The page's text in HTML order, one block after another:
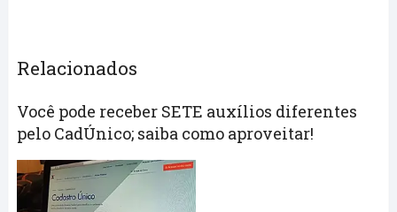
Relacionados
Você pode receber SETE auxílios diferentes
pelo CadÚnico; saiba como aproveitar!